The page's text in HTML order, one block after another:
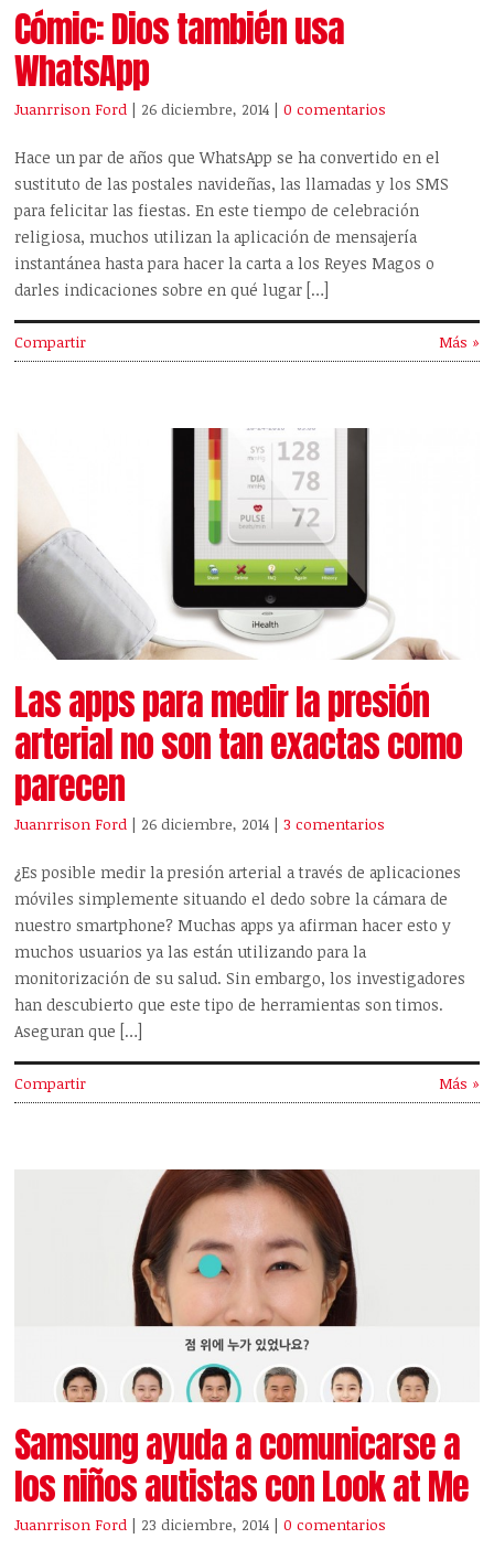
Cómic: Dios también usa
WhatsApp
Juanrrison Ford | 26 diciembre, 2014 |0 comentarios
Hace un par de años que WhatsApp se ha convertido en el
sustituto de las postales navideñas, las llamadas y los SMS
para felicitar las fiestas. En este tiempo de celebración
religiosa, muchos utilizan la aplicación de mensajería
instantánea hasta para hacer la carta a los Reyes Magos o
darles indicaciones sobre en qué lugar […]
Compartir Más »
Las apps para medir la presión
arterial no son tan exactas como
parecen
Juanrrison Ford | 26 diciembre, 2014 |3 comentarios
¿Es posible medir la presión arterial a través de aplicaciones
móviles simplemente situando el dedo sobre la cámara de
nuestro smartphone? Muchas apps ya afirman hacer esto y
muchos usuarios ya las están utilizando para la
monitorización de su salud. Sin embargo, los investigadores
han descubierto que este tipo de herramientas son timos.
Aseguran que […]
Compartir Más »
Samsung ayuda a comunicarse a
los niños autistas con Look at Me
Juanrrison Ford | 23 diciembre, 2014 |0 comentarios